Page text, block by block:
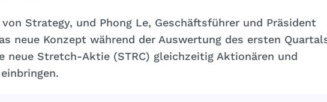
Strategy, und Phong Le, Geschäftsführer und Präsident
neue Konzept während der Auswertung des ersten
neue Stretch-Aktie (STRC) gleichzeitig Aktionären und